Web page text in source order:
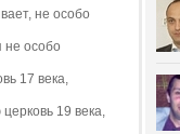
не особо
не особо
17 века,
19 века,